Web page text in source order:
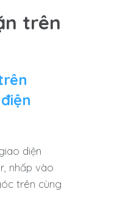
trên
diện
nhấp vào
trên cùng